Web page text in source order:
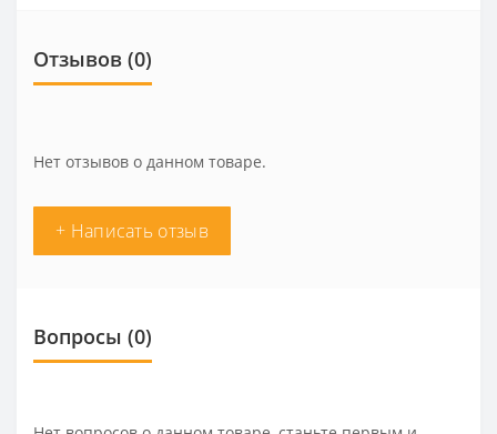
Отзывов (0)
Нет отзывов о данном товаре.
+ Написать отзыв
Вопросы (0)